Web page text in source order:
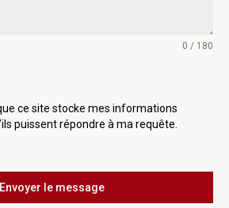
0 / 180
ce site stocke mes informations
puissent répondre à ma requête.
Envoyer le message